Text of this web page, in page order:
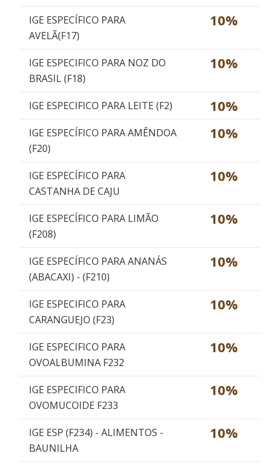
IGE ESPECÍFICO PARA
AVELÃ(F17)
10%
IGE ESPECIFICO PARA NOZ DO
BRASIL (F18)
10%
IGE ESPECIFICO PARA LEITE (F2) 10%
IGE ESPECÍFICO PARA AMÊNDOA
(F20)
10%
IGE ESPECÍFICO PARA
CASTANHA DE CAJU
10%
IGE ESPECÍFICO PARA LIMÃO
(F208)
10%
IGE ESPECÍFICO PARA ANANÁS
(ABACAXI) - (F210)
10%
IGE ESPECIFICO PARA
CARANGUEJO (F23)
10%
IGE ESPECIFICO PARA
OVOALBUMINA F232
10%
IGE ESPECIFICO PARA
OVOMUCOIDE F233
10%
IGE ESP (F234) - ALIMENTOS -
BAUNILHA
10%